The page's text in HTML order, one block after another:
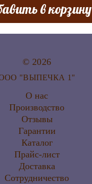
в корзину
© 2026
"ВЫПЕЧКА 1"
О нас
Производство
Отзывы
Гарантии
Каталог
Прайс-лист
Доставка
Сотрудничество